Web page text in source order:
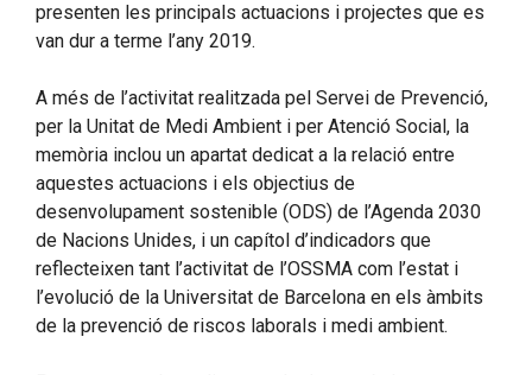
presenten les principals actuacions i projectes que es
van dur a terme l’any 2019.
A més de l’activitat realitzada pel Servei de Prevenció,
per la Unitat de Medi Ambient i per Atenció Social, la
memòria inclou un apartat dedicat a la relació entre
aquestes actuacions i els objectius de
desenvolupament sostenible (ODS) de l’Agenda 2030
de Nacions Unides, i un capítol d’indicadors que
reflecteixen tant l’activitat de l’OSSMA com l’estat i
l’evolució de la Universitat de Barcelona en els àmbits
de la prevenció de riscos laborals i medi ambient.